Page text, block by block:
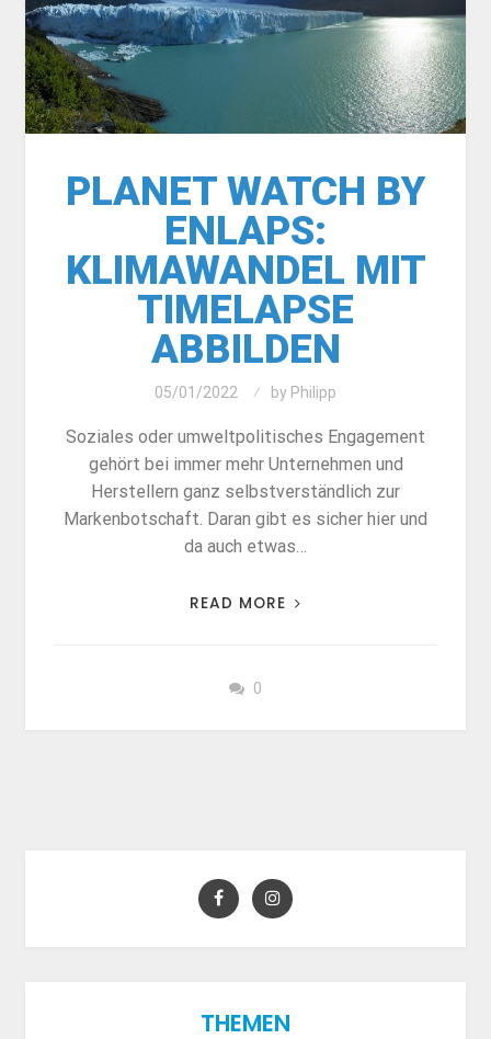
PLANET WATCH BY
ENLAPS:
KLIMAWANDEL MIT
TIMELAPSE
ABBILDEN
05/01/2022 by Philipp
Soziales oder umweltpolitisches Engagement
gehört bei immer mehr Unternehmen und
Herstellern ganz selbstverständlich zur
Markenbotschaft. Daran gibt es sicher hier und
da auch etwas…
READ MORE
0
THEMEN